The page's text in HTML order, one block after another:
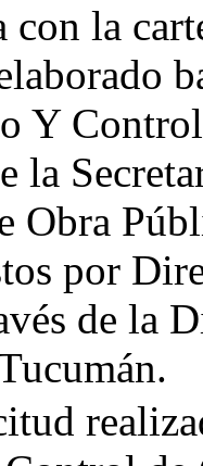
con la
Y
la
Obra
por
de la